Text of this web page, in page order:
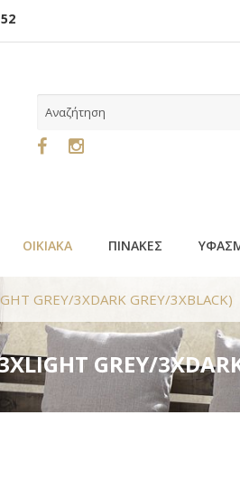
ΟΙΚΙΑΚΑ ΠΙΝΑΚΕΣ
GREY/3XDARK GREY/3XBLACK)
GREY/